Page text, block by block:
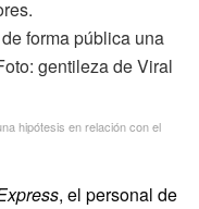
hipótesis en relación con el
, el personal de